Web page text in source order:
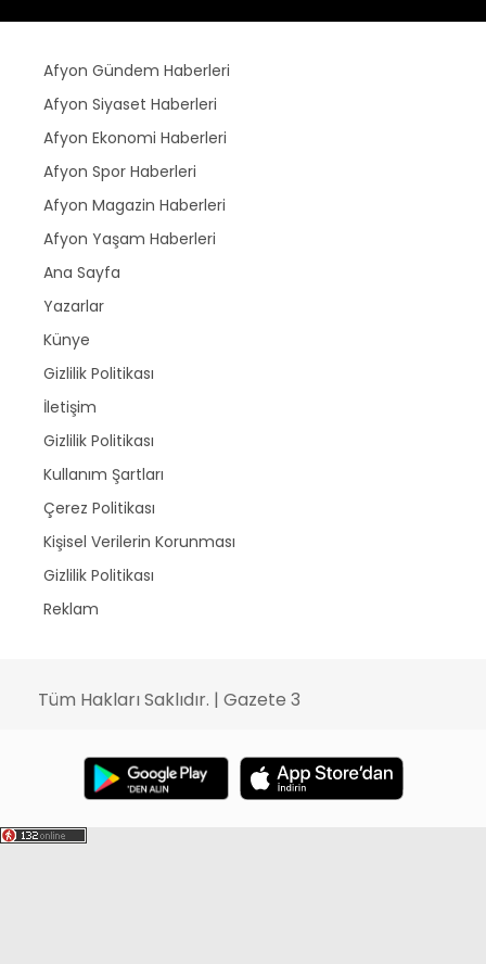
Afyon Gündem Haberleri
Afyon Siyaset Haberleri
Afyon Ekonomi Haberleri
Afyon Spor Haberleri
Afyon Magazin Haberleri
Afyon Yaşam Haberleri
Ana Sayfa
Yazarlar
Künye
Gizlilik Politikası
İletişim
Gizlilik Politikası
Kullanım Şartları
Çerez Politikası
Kişisel Verilerin Korunması
Gizlilik Politikası
Reklam
Tüm Hakları Saklıdır. | Gazete 3